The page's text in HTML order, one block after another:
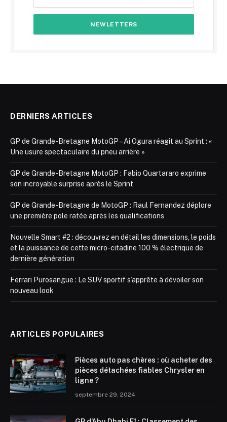
DERNIERS ARTICLES
GP de Grande-Bretagne MotoGP – Ai Ogura réagit au Sprint : «
Une usure spectaculaire du pneu arrière »
GP de Grande-Bretagne MotoGP : Fabio Quartararo exprime
son incroyable surprise après le Sprint
GP de Grande-Bretagne de MotoGP : Raul Fernandez déplore
une première pole ratée après les qualifications
Nouvelle Smart #2 : découvrez en détail les dimensions, le poids
et la puissance de cette micro-citadine 100 % électrique de
dernière génération
Ferrari Purosangue : Le SUV sportif s’apprête à dévoiler son
nouveau look
ARTICLES POPULAIRES
Pièces auto pas chères : où acheter des
pièces détachées fiables Chrysler en
ligne ?
septembre 29, 2024